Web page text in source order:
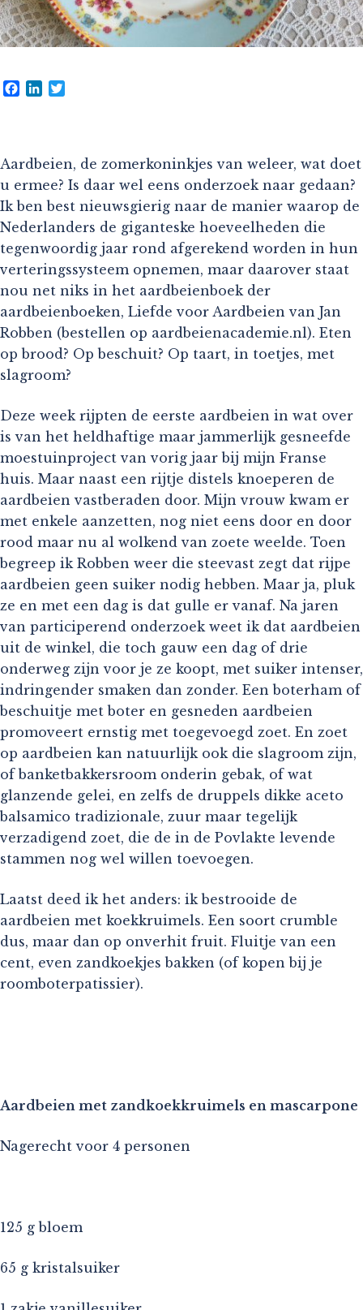
Facebook
LinkedIn
Aardbeien, de zomerkoninkjes van weleer, wat doet
u ermee? Is daar wel eens onderzoek naar gedaan?
Ik ben best nieuwsgierig naar de manier waarop de
Nederlanders de giganteske hoeveelheden die
tegenwoordig jaar rond afgerekend worden in hun
verteringssysteem opnemen, maar daarover staat
nou net niks in het aardbeienboek der
aardbeienboeken, Liefde voor Aardbeien van Jan
Robben (bestellen op aardbeienacademie.nl). Eten
op brood? Op beschuit? Op taart, in toetjes, met
slagroom?
Deze week rijpten de eerste aardbeien in wat over
is van het heldhaftige maar jammerlijk gesneefde
moestuinproject van vorig jaar bij mijn Franse
huis. Maar naast een rijtje distels knoeperen de
aardbeien vastberaden door. Mijn vrouw kwam er
met enkele aanzetten, nog niet eens door en door
rood maar nu al wolkend van zoete weelde. Toen
begreep ik Robben weer die steevast zegt dat rijpe
aardbeien geen suiker nodig hebben. Maar ja, pluk
ze en met een dag is dat gulle er vanaf. Na jaren
van participerend onderzoek weet ik dat aardbeien
uit de winkel, die toch gauw een dag of drie
onderweg zijn voor je ze koopt, met suiker intenser,
indringender smaken dan zonder. Een boterham of
beschuitje met boter en gesneden aardbeien
promoveert ernstig met toegevoegd zoet. En zoet
op aardbeien kan natuurlijk ook die slagroom zijn,
of banketbakkersroom onderin gebak, of wat
glanzende gelei, en zelfs de druppels dikke aceto
balsamico tradizionale, zuur maar tegelijk
verzadigend zoet, die de in de Povlakte levende
stammen nog wel willen toevoegen.
Laatst deed ik het anders: ik bestrooide de
aardbeien met koekkruimels. Een soort crumble
dus, maar dan op onverhit fruit. Fluitje van een
cent, even zandkoekjes bakken (of kopen bij je
roomboterpatissier).
Aardbeien met zandkoekkruimels en mascarpone
Nagerecht voor 4 personen
125 g bloem
65 g kristalsuiker